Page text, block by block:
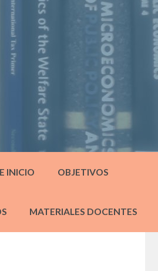
INICIO OBJETIVOS
MATERIALES DOCENTES